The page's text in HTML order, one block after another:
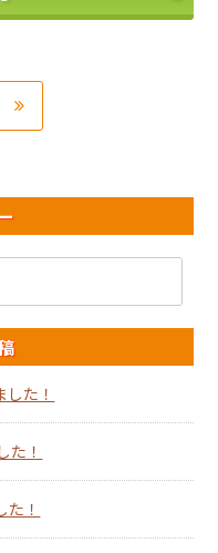
た！
た！
！